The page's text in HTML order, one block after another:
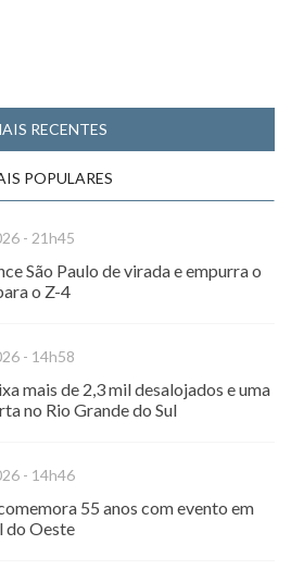
RECENTES
POPULARES
- 21h45
São Paulo de virada e empurra o
o Z-4
- 14h58
mais de 2,3 mil desalojados e uma
no Rio Grande do Sul
- 14h46
55 anos com evento em
do Oeste